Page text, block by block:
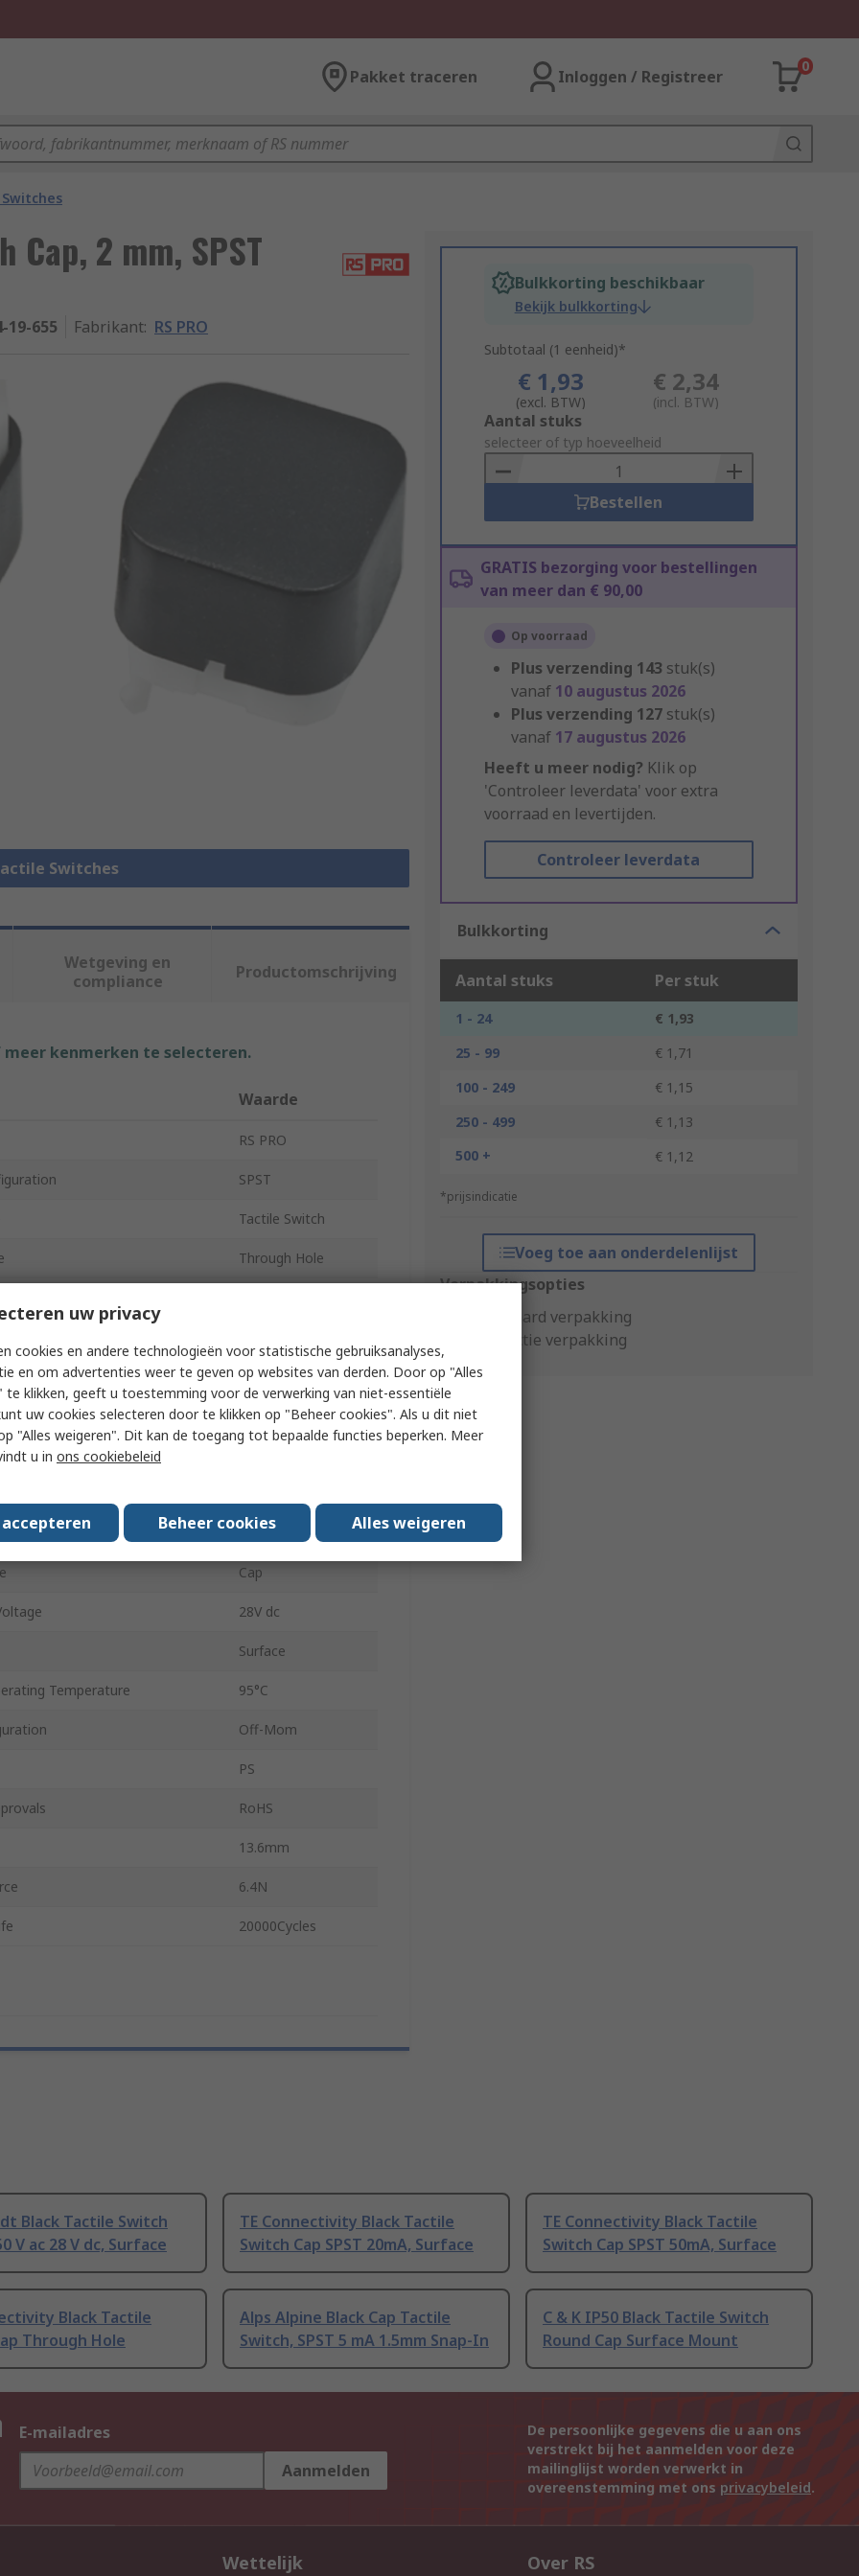
Pakket traceren Inloggen / Registreer
0
Cap, 2 mm, SPST
19-655 Fabrikant: RS PRO
Switches
Bulkkorting beschikbaar
Bekijk bulkkorting
Subtotaal (1 eenheid)*
€ 1,93
(excl. BTW)
€ 2,34
(incl. BTW)
Add
to
Basket
Aantal stuks
selecteer of typ hoeveelheid
Bestellen
GRATIS bezorging voor bestellingen
van meer dan € 90,00
Op voorraad
Plus verzending 143 stuk(s)
vanaf 10 augustus 2026
Plus verzending 127 stuk(s)
vanaf 17 augustus 2026
Heeft u meer nodig? Klik op
'Controleer leverdata' voor extra
voorraad en levertijden.
Controleer leverdata
Bulkkorting
Aantal stuks Per stuk
1 - 24
€ 1,93
25 - 99
€ 1,71
100 - 249
€ 1,15
250 - 499
€ 1,13
500 +
€ 1,12
*prijsindicatie
Voeg toe aan onderdelenlijst
Verpakkingsopties
Standaard verpakking
Productie verpakking
Wetgeving en
compliance
Productomschrijving
kenmerken te selecteren.
Waarde
RS PRO
SPST
Tactile Switch
Through Hole
2mm
12.4mm
Straight
Cap
28V dc
Surface
Temperature 95°C
Off-Mom
PS
RoHS
13.6mm
6.4N
20000Cycles
Black Tactile Switch
V ac 28 V dc, Surface
TE Connectivity Black Tactile
Switch Cap SPST 20mA, Surface
TE Connectivity Black Tactile
Switch Cap SPST 50mA, Surface
Black Tactile
Through Hole
Alps Alpine Black Cap Tactile
Switch, SPST 5 mA 1.5mm Snap-In
C & K IP50 Black Tactile Switch
Round Cap Surface Mount
E-mailadres
Aanmelden
De persoonlijke gegevens die u aan ons
verstrekt bij het aanmelden voor deze
mailinglijst worden verwerkt in
overeenstemming met ons privacybeleid.
Wettelijk Over RS
uw privacy
cookies en andere technologieën voor statistische gebruiksanalyses,
en om advertenties weer te geven op websites van derden. Door op "Alles
te klikken, geeft u toestemming voor de verwerking van niet-essentiële
uw cookies selecteren door te klikken op "Beheer cookies". Als u dit niet
"Alles weigeren". Dit kan de toegang tot bepaalde functies beperken. Meer
u in ons cookiebeleid
Beheer cookies Alles weigeren